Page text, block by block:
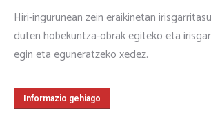
Hiri-ingurunean zein eraikinetan
duten hobekuntza-obrak egiteko eta
egin eta eguneratzeko xedez.
Informazio gehiago